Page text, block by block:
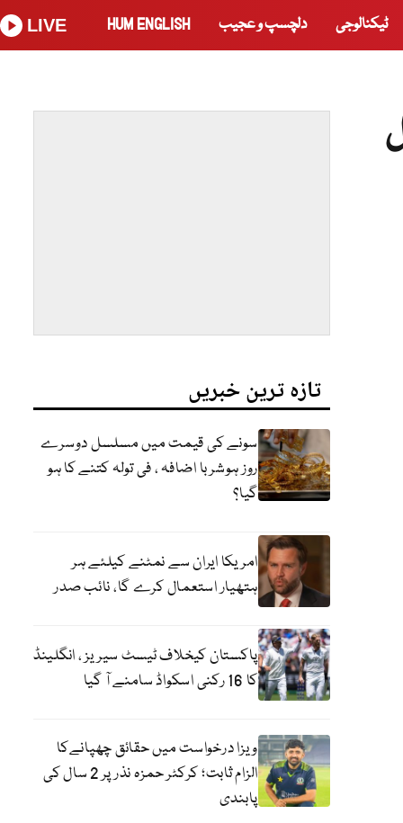
ٹیکنالوجی دلچسپ و عجیب HUM ENGLISH
LIVE
تازہ ترین خبریں
سونے کی قیمت میں مسلسل دوسرے
روز ہوشربا اضافہ ، فی تولہ کتنے کا ہو
گیا؟
امریکا ایران سے نمٹنے کیلئے ہر
ہتھیار استعمال کرے گا، نائب صدر
پاکستان کیخلاف ٹیسٹ سیریز ، انگلینڈ
کا 16 رکنی اسکواڈ سامنے آ گیا
ویزا درخواست میں حقائق چھپانےکا
الزام ثابت؛ کرکٹر حمزہ نذر پر 2 سال کی
پابندی